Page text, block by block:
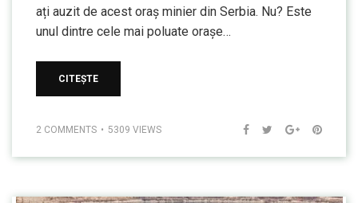
ați auzit de acest oraș minier din Serbia. Nu? Este
unul dintre cele mai poluate orașe…
CITEȘTE
2 COMMENTS 5309 VIEWS